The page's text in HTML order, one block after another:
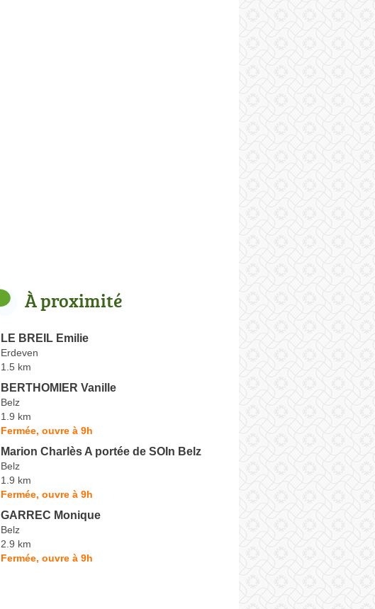
À proximité
LE BREIL Emilie
Erdeven
1.5 km
BERTHOMIER Vanille
Belz
1.9 km
Fermée, ouvre à 9h
Marion Charlès A portée de SOIn Belz
Belz
1.9 km
Fermée, ouvre à 9h
GARREC Monique
Belz
2.9 km
Fermée, ouvre à 9h